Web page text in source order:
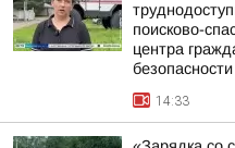
поисково-
центра
безопасности
14:33